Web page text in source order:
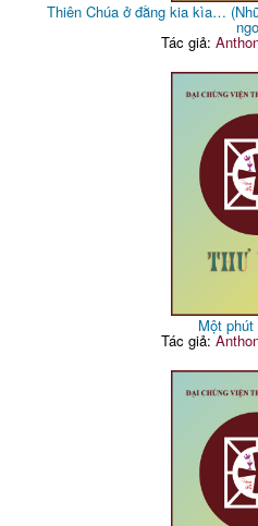
Thiên Chúa ở đằng kia kìa…
Tác giả:
Một
Tác giả: